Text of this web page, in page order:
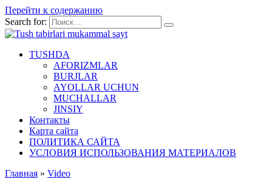
Перейти к содержанию
Search for:
TUSHDA
AFORIZMLAR
BURJLAR
AYOLLAR UCHUN
MUCHALLAR
JINSIY
Контакты
Карта сайта
ПОЛИТИКА САЙТА
УСЛОВИЯ ИСПОЛЬЗОВАНИЯ МАТЕРИАЛОВ
Главная » Video